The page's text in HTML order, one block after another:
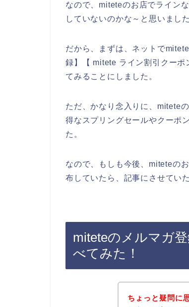
なので、miteteのお店でライン
していないのかな～と思いました
だから、まずは、ネットで
録】【 mitete ライン割引クー
てみることにしました。
ただ、かなり念入りに、mitete
得なスプリングセールやクーポ
た。
なので、もしも今後、miteteの
布していたら、記事にさせてい
miteteのメルマガ
べてみた！
ちょっと疑問に